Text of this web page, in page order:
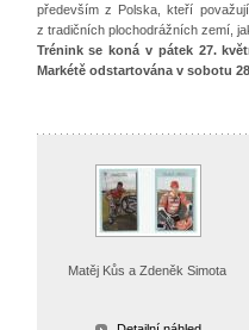
především z Polska, kteří
z tradičních plochodrážních zemí,
Trénink se koná v pátek 27.
Markétě odstartována v sobotu
Matěj Kůs a Zdeněk Simota